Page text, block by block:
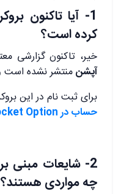
1- آیا تاکنون
کرده است؟
خیر، تاکنون گزارشی
آپشنمنتشر نشده
برای ثبت نام در این
حساب در Pocket Option
2- شایعات مبنی
چه مواردی هستند؟